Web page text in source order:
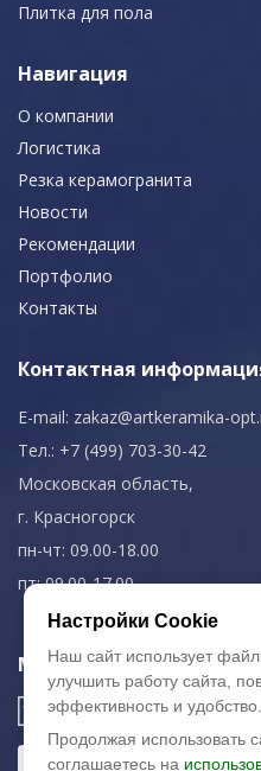
Плитка для пола
Навигация
О компании
Логистика
Резка керамогранита
Новости
Рекомендации
Портфолио
Контакты
Контактная
E-mail: zakaz@artkeramika-
Тел.: +7 (499) 703-30-42
Московская область,
г. Красногорск
пн-чт: 09.00-18.00
пт: 09.00-17.00
Мы в соц. сетях
Настройки Cookie
Наш сайт использует
улучшить работу сайта,
эффективность и удобство.
Продолжая использовать
соглашаетесь на